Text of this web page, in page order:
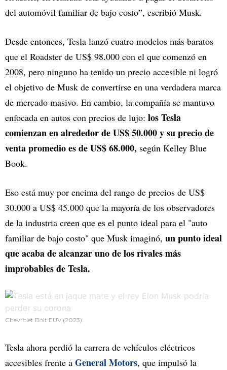
del automóvil familiar de bajo costo”, escribió Musk.
Desde entonces, Tesla lanzó cuatro modelos más baratos
que el Roadster de US$ 98.000 con el que comenzó en
2008, pero ninguno ha tenido un precio accesible ni logró
el objetivo de Musk de convertirse en una verdadera marca
de mercado masivo. En cambio, la compañía se mantuvo
enfocada en autos con precios de lujo: los Tesla
comienzan en alrededor de US$ 50.000 y su precio de
venta promedio es de US$ 68.000, según Kelley Blue
Book.
Eso está muy por encima del rango de precios de US$
30.000 a US$ 45.000 que la mayoría de los observadores
de la industria creen que es el punto ideal para el "auto
familiar de bajo costo" que Musk imaginó, un punto ideal
que acaba de alcanzar uno de los rivales más
improbables de Tesla.
Chevrolet Bolt EUV (2023).
Tesla ahora perdió la carrera de vehículos eléctricos
accesibles frente a General Motors, que impulsó la